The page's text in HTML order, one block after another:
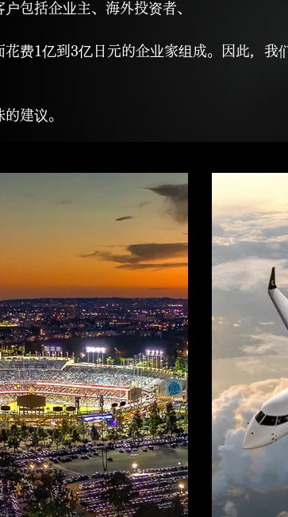
包括企业主、海外投资者、
费1亿到3亿日元的企业家组成。因此，我
建议。